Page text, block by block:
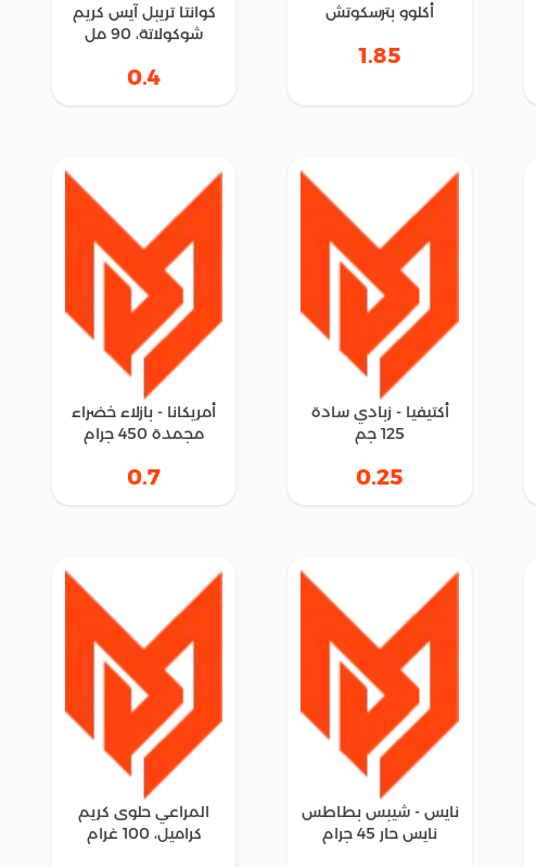
أكلوو بترسكوتش
1.85
كوانتا تريبل آيس كريم
شوكولاتة، 90 مل
0.4
أكتيفيا - زبادي سادة
125 جم
0.25
أمريكانا - بازلاء خضراء
مجمدة 450 جرام
0.7
نايس - شيبس بطاطس
نايس حار 45 جرام
المراعي حلوى كريم
كراميل، 100 غرام